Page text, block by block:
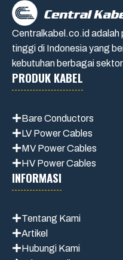
Centralkabel.co.id adalah
tinggi di Indonesia yang
kebutuhan berbagai
PRODUK KABEL
Bare Conductors
LV Power Cables
MV Power Cables
HV Power Cables
INFORMASI
Tentang Kami
Artikel
Hubungi Kami